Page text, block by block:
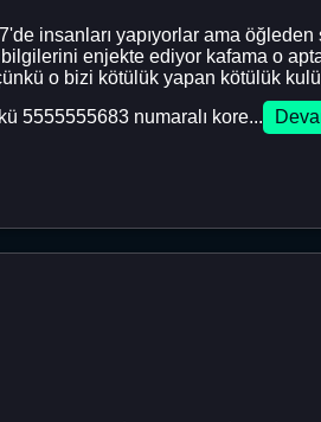
insanları yapıyorlar ama
enjekte ediyor kafama o
o bizi kötülük yapan kötülük
5555555683 numaralı kore...